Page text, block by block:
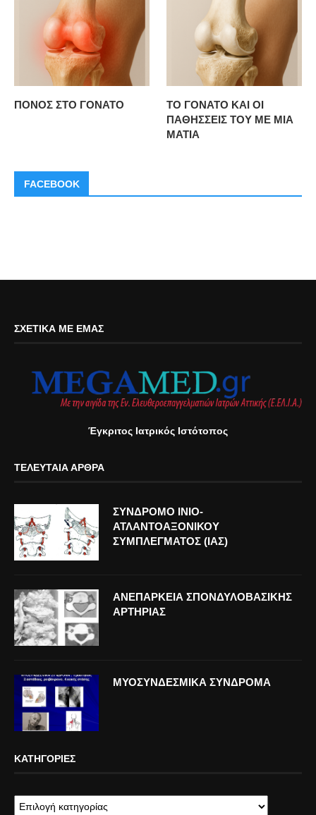
ΠΟΝΟΣ ΣΤΟ ΓΟΝΑΤΟ
ΤΟ ΓΟΝΑΤΟ ΚΑΙ ΟΙ
ΠΑΘΗΣΣΕΙΣ ΤΟΥ ΜΕ ΜΙΑ
ΜΑΤΙΑ
FACEBOOK
ΣΧΕΤΙΚΆ ΜΕ ΕΜΆΣ
Έγκριτος Ιατρικός Ιστότοπος
ΤΕΛΕΥΤΑΊΑ ΆΡΘΡΑ
ΣΥΝΔΡΟΜΟ ΙΝΙΟ-
ΑΤΛΑΝΤΟΑΞΟΝΙΚΟΥ
ΣΥΜΠΛΕΓΜΑΤΟΣ (ΙΑΣ)
ΑΝΕΠΑΡΚΕΙΑ ΣΠΟΝΔΥΛΟΒΑΣΙΚΗΣ
ΑΡΤΗΡΙΑΣ
ΜΥΟΣΥΝΔΕΣΜΙΚΑ ΣΥΝΔΡΟΜΑ
ΚΑΤΗΓΟΡΊΕΣ